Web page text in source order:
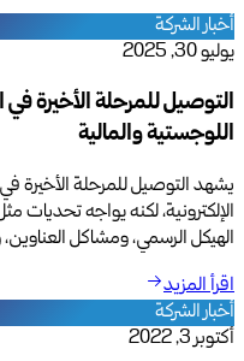
أخبار الشركة
يوليو 30, 2025
التوصيل للمرحلة الأخيرة
اللوجستية والمالية
يشهد التوصيل للمرحلة الأخيرة في
الإلكترونية، لكنه يواجه تحديات
الهيكل الرسمي، ومشاكل
اقرأ المزيد
أخبار الشركة
أكتوبر 3, 2022